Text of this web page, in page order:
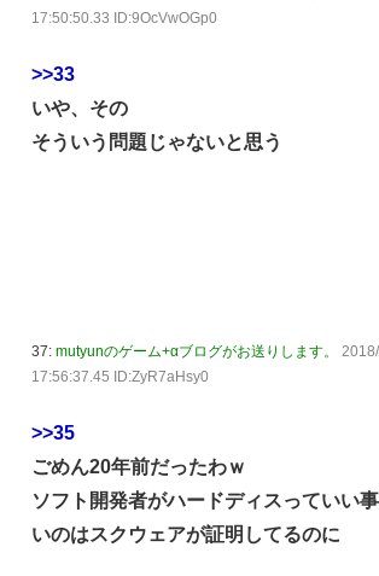
17:50:50.33 ID:9OcVwOGp0
>>33
いや、その
そういう問題じゃないと思う
37: mutyunのゲーム+αブログがお送りします。
17:56:37.45 ID:ZyR7aHsy0
>>35
ごめん20年前だったわｗ
ソフト開発者がハードディスっていい
いのはスクウェアが証明してるのに